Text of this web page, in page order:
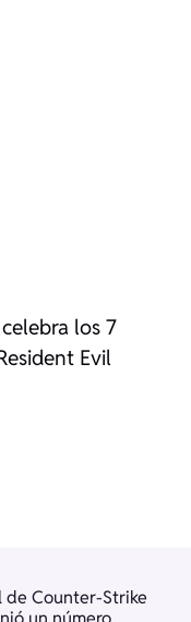
los 7
Evil
de Counter-Strike